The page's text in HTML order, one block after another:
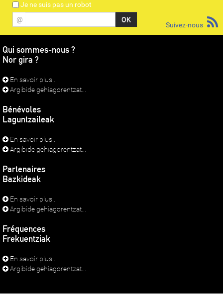
Je ne suis pas un robot
@
Suivez-nous
Qui sommes-nous ?
Nor gira ?
En savoir plus...
Argibide gehiagorentzat...
Bénévoles
Laguntzaileak
En savoir plus...
Argibide gehiagorentzat...
Partenaires
Bazkideak
En savoir plus...
Argibide gehiagorentzat...
Fréquences
Frekuentziak
En savoir plus...
Argibide gehiagorentzat...